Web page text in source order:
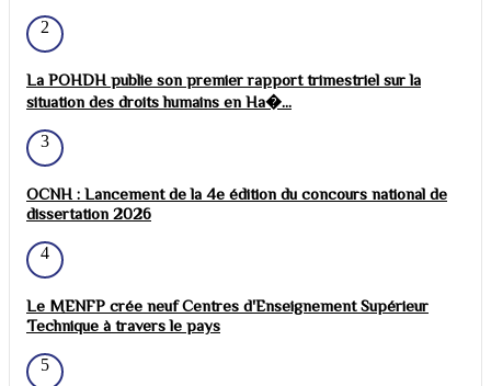
2
La POHDH publie son premier rapport trimestriel sur la
situation des droits humains en Ha�...
3
OCNH : Lancement de la 4e édition du concours national de
dissertation 2026
4
Le MENFP crée neuf Centres d'Enseignement Supérieur
Technique à travers le pays
5